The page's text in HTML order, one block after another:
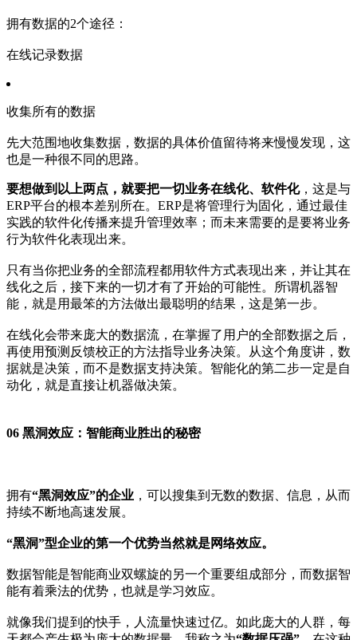
拥有数据的2个途径：
在线记录数据
收集所有的数据
先大范围地收集数据，数据的具体价值留待将来慢慢发现，这
也是一种很不同的思路。
要想做到以上两点，就要把一切业务在线化、软件化，这是与
ERP平台的根本差别所在。ERP是将管理行为固化，通过最佳
实践的软件化传播来提升管理效率；而未来需要的是要将业务
行为软件化表现出来。
只有当你把业务的全部流程都用软件方式表现出来，并让其在
线化之后，接下来的一切才有了开始的可能性。所谓机器智
能，就是用最笨的方法做出最聪明的结果，这是第一步。
在线化会带来庞大的数据流，在掌握了用户的全部数据之后，
再使用预测反馈校正的方法指导业务决策。从这个角度讲，数
据就是决策，而不是数据支持决策。智能化的第二步一定是自
动化，就是直接让机器做决策。
06 黑洞效应：智能商业胜出的秘密
拥有“黑洞效应”的企业 ，可以搜集到无数的数据、信息，从而
持续不断地高速发展。
“黑洞”型企业的第一个优势当然就是网络效应。
数据智能是智能商业双螺旋的另一个重要组成部分，而数据智
能有着乘法的优势，也就是学习效应。
就像我们提到的快手，人流量快速过亿。如此庞大的人群，每